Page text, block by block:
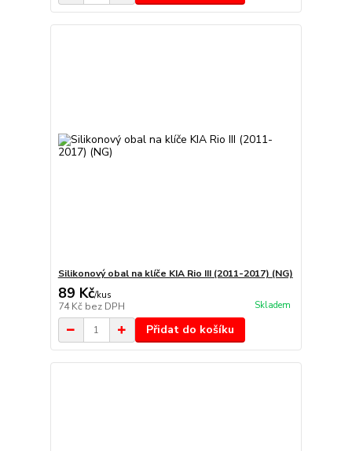
Silikonový obal na klíče KIA Rio III (2011-2017) (NG)
89 Kč/kus
74 Kč bez DPH Skladem
Přidat do košíku